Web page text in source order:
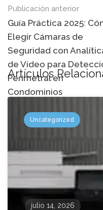
Mensaje
de
navegación
Publicación anterior
Guía Práctica 2025:
Elegir Cámaras de
Seguridad con
de Video para
Perimetral en
Condominios
Artículos
Uncategorized
julio 14, 2026